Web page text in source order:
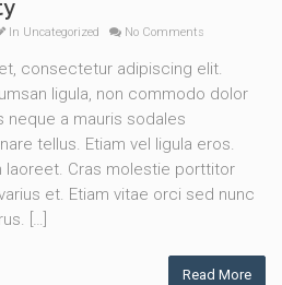
In Uncategorized No Comments
consectetur adipiscing elit.
ligula, non commodo dolor
neque a mauris sodales
tellus. Etiam vel ligula eros.
Cras molestie porttitor
et. Etiam vitae orci sed nunc
[…]
Read More